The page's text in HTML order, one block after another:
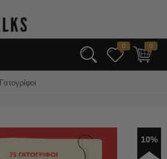
0 0
Γατογρίφοι
10%